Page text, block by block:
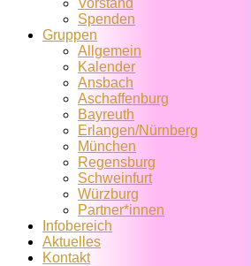
Vorstand
Spenden
Gruppen
Allgemein
Kalender
Ansbach
Aschaffenburg
Bayreuth
Erlangen/Nürnberg
München
Regensburg
Schweinfurt
Würzburg
Partner*innen
Infobereich
Aktuelles
Kontakt